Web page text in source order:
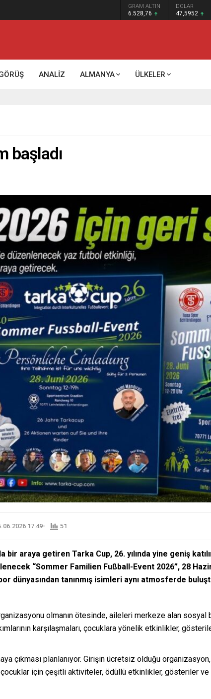
mi? GRAM ALTIN
6.528,76
DOLAR
47,5952
ANALİZ ALMANYA ÜLKELER
başladı
17:49 51
araya getiren Tarka Cup, 26. yılında yine geniş
“Sommer Familien Fußball-Event 2026”, 28
dünyasından tanınmış isimleri aynı atmosferde
olmanın ötesinde, aileleri merkeze alan sosyal
karşılaşmaları, çocuklara yönelik etkinlikler,
çıkması planlanıyor. Girişin ücretsiz olduğu
için çeşitli aktiviteler, ödüllü etkinlikler, gösteriler ve